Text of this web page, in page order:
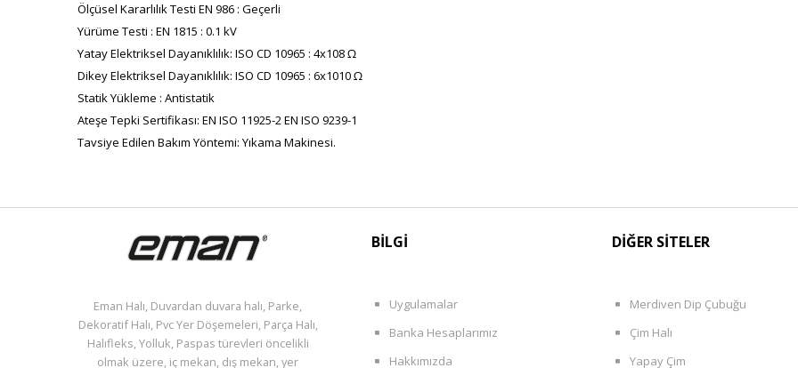
Ölçüsel Kararlılık Testi EN 986 : Geçerli
Yürüme Testi : EN 1815 : 0.1 kV
Yatay Elektriksel Dayanıklılık: ISO CD 10965 : 4x108 Ω
Dikey Elektriksel Dayanıklılık: ISO CD 10965 : 6x1010 Ω
Statik Yükleme : Antistatik
Ateşe Tepki Sertifikası: EN ISO 11925-2 EN ISO 9239-1
Tavsiye Edilen Bakım Yöntemi: Yıkama Makinesi.
Eman Halı, Duvardan duvara halı, Parke,
Dekoratif Halı, Pvc Yer Döşemeleri, Parça Halı,
Halıfleks, Yolluk, Paspas türevleri öncelikli
olmak üzere, iç mekan, dış mekan, yer
BİLGİ
Uygulamalar
Banka Hesaplarımız
Hakkımızda
DİĞER SİTELER
Merdiven Dip Çubuğu
Çim Halı
Yapay Çim